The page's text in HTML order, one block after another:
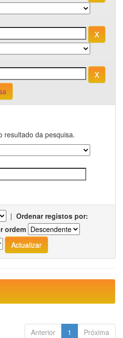
resultado da pesquisa.
| Ordenar registos por:
ordem
Anterior 1 Próxima